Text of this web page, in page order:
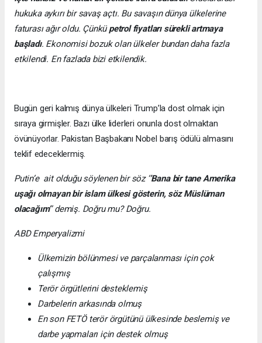
hukuka aykırı bir savaş açtı. Bu savaşın dünya ülkelerine
faturası ağır oldu. Çünküpetrol fiyatları sürekli artmaya
başladı. Ekonomisi bozuk olan ülkeler bundan daha fazla
etkilendi. En fazlada bizi etkilendik.
Bugün geri kalmış dünya ülkeleri Trump’la dost olmak için
sıraya girmişler. Bazı ülke liderleri onunla dost olmaktan
övünüyorlar. Pakistan Başbakanı Nobel barış ödülü almasını
teklif edeceklermiş.
Putin’e ait olduğu söylenen bir söz ‘’Bana bir tane Amerika
uşağı olmayan bir islam ülkesi gösterin, söz Müslüman
olacağım’’ demiş. Doğru mu? Doğru.
ABD Emperyalizmi
Ülkemizin bölünmesi ve parçalanması için çok
çalışmış
Terör örgütlerini desteklemiş
Darbelerin arkasında olmuş
En son FETÖ terör örgütünü ülkesinde beslemiş ve
darbe yapmaları için destek olmuş